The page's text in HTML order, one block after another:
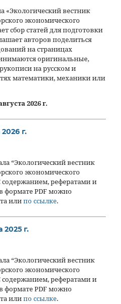
«Экологический вестник
экономического
сбор статей для подготовки
авторов поделиться
на страницах
оригинальные,
на русском и
математики, механики или
2026 г.
г.
“Экологический вестник
экономического
содержанием, рефератами и
формате PDF можно
илипо ссылке.
г.
“Экологический вестник
экономического
содержанием, рефератами и
формате PDF можно
илипо ссылке.